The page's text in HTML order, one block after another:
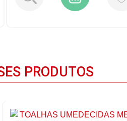
PRODUTOS